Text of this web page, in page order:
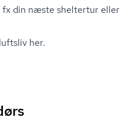
fx din næste sheltertur eller
her.